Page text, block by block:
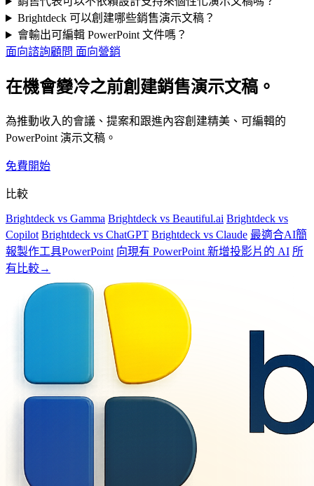
Brightdeck 可以創建哪些銷售演示文稿？
會輸出可編輯 PowerPoint 文件嗎？
面向諮詢顧問 面向營銷
在機會變冷之前創建銷售演示文稿。
為推動收入的會議、提案和跟進內容創建精美、可編輯的
PowerPoint 演示文稿。
免費開始
比較
Brightdeck vs Gamma Brightdeck vs Beautiful.ai Brightdeck vs
Copilot Brightdeck vs ChatGPT Brightdeck vs Claude 最適合AI簡
報製作工具PowerPoint 向現有 PowerPoint 新增投影片的 AI 所
有比較→